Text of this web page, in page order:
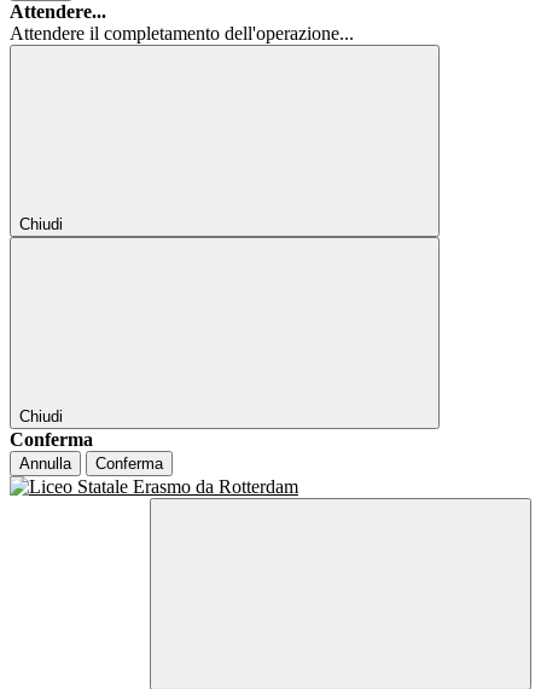
Attendere...
Attendere il completamento dell'operazione...
Chiudi
Chiudi
Conferma
Annulla Conferma